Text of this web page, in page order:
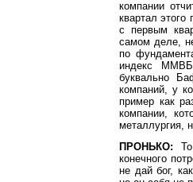
компании
квартал
с первым
самом деле,
по
индекс ММВБ
буквально
компаний, у
пример как
компании,
металлургия,
ПРОНЬКО:
конечного
не дай бог,